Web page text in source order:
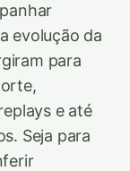
evolução da
para
e até
Seja para